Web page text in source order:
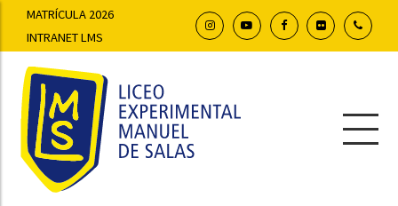
MATRÍCULA 2026
INTRANET LMS